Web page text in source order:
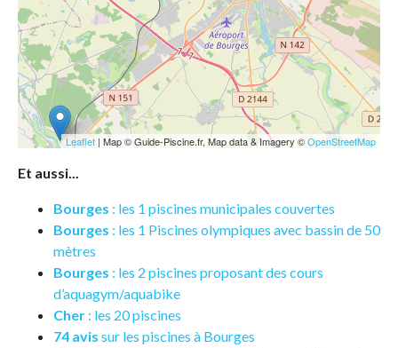
Leaflet | Map © Guide-Piscine.fr, Map data & Imagery ©OpenStreetMap
Et aussi...
Bourges : les 1 piscines municipales couvertes
Bourges : les 1 Piscines olympiques avec bassin de 50
mètres
Bourges : les 2 piscines proposant des cours
d’aquagym/aquabike
Cher : les 20 piscines
74 avis sur les piscines à Bourges